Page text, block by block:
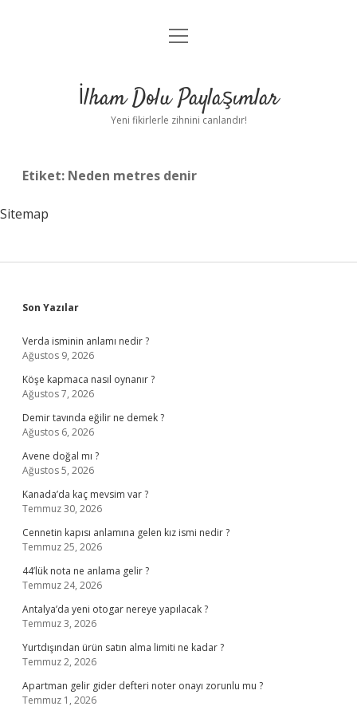
Anasayfa
Yasal Uyarı
menüyü
İlham Dolu Paylaşımlar
Yeni fikirlerle zihnini canlandır!
Etiket: Neden metres denir
Sitemap
Sidebar
Son Yazılar
Verda isminin anlamı nedir ?
Ağustos 9, 2026
Köşe kapmaca nasıl oynanır ?
Ağustos 7, 2026
Demir tavında eğilir ne demek ?
Ağustos 6, 2026
Avene doğal mı ?
Ağustos 5, 2026
Kanada’da kaç mevsim var ?
Temmuz 30, 2026
Cennetin kapısı anlamına gelen kız ismi nedir ?
Temmuz 25, 2026
44’lük nota ne anlama gelir ?
Temmuz 24, 2026
Antalya’da yeni otogar nereye yapılacak ?
Temmuz 3, 2026
Yurtdışından ürün satın alma limiti ne kadar ?
Temmuz 2, 2026
Apartman gelir gider defteri noter onayı zorunlu mu ?
Temmuz 1, 2026